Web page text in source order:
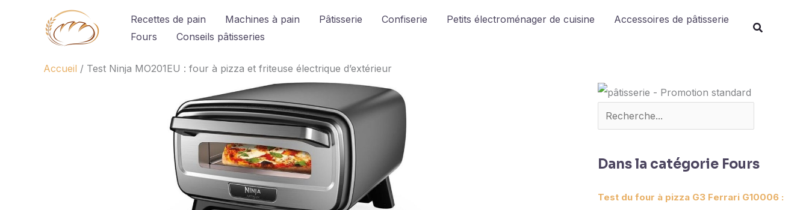
Recettes de pain Machines à pain Pâtisserie Confiserie Petits électroménager de cuisine
Accessoires de pâtisserie
Fours
Conseils pâtisseries
Accueil Test Ninja MO201EU : four à pizza et friteuse électrique d’extérieur
Dans la catégorie Fours
Test du four à pizza G3 Ferrari G10006 :